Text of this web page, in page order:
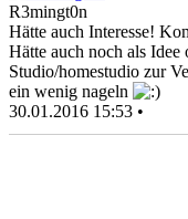
R3mingt0n
Hätte auch Interesse!
Hätte auch noch als
Studio/homestudio zur
ein wenig nageln
30.01.2016 15:53 •